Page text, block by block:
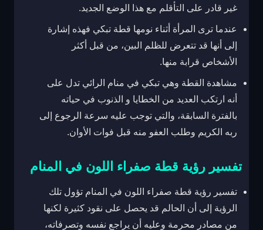
غير قادر على التأقلم مع هذا الوضع الجديد.
عندما ترى المرأة أثناء نومها قطة تبكي فهذه إشارة
إلى أنها قد تتعرض للظلم البين، من قبل أكثر
الأشخاص قرابة منها.
مشاهدة القطة وهي تبكي في منام الرائي تدل على
أنه ارتكب العديد من الخطايا و الذنوب في حياته
بالفترة السابقة، والتي توجب عليه سرعة الرجوع إلى
ربه الكريم وطلب العفو منه قبل فوات الأوان.
تفسير رؤية قطة صفراء اللون في المنام
تفسير رؤية قطة صفراء اللون في المنام تؤول تلك
الرؤية إلى أن الحالم قد يحصل على نقود كثيرة لكنها
من مصادر محرمة وعليه أن يراجع نفسه وتصرفاته،